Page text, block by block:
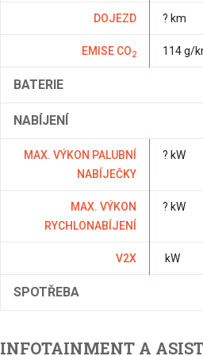
DOJEZD ? km
EMISE CO2 114 g/
BATERIE
NABÍJENÍ
MAX. VÝKON PALUBNÍ
NABÍJEČKY
? kW
MAX. VÝKON
RYCHLONABÍJENÍ
? kW
V2X kW
SPOTŘEBA
INFOTAINMENT A